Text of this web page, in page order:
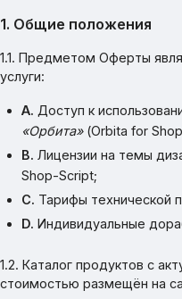
1. Общие положения
1.1. Предметом Оферты
услуги:
A. Доступ к
«Орбита»(Orbita for
B. Лицензии на темы
Shop-Script;
C. Тарифы технической
D. Индивидуальные
1.2. Каталог продуктов с
стоимостью размещён на